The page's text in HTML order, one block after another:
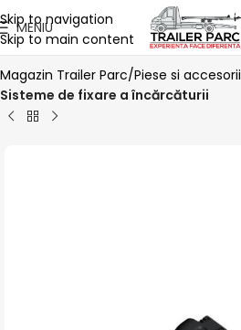
Skip to navigation
Skip to main content
MENIU
Magazin Trailer Parc Piese si accesorii
Sisteme de fixare a încărcăturii